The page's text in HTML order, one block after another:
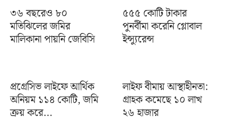
৩৬ বছরেও ৮০
মতিঝিলের জমির
মালিকানা পায়নি জেবিসি
৫৫৫ কোটি টাকার
পুনর্বীমা করেনি গ্লোবাল
ইন্স্যুরেন্স
প্রগ্রেসিভ লাইফে আর্থিক
অনিয়ম ১১৪ কোটি, জমি
ক্রয় করে...
লাইফ বীমায় আস্থাহীনতা:
গ্রাহক কমেছে ১০ লাখ
২৬ হাজার